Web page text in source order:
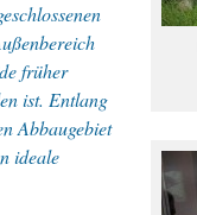
früher
ist. Entlang
Abbaugebiet
ideale